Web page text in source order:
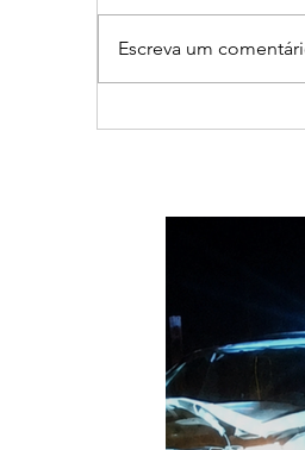
primeiras
Escreva um